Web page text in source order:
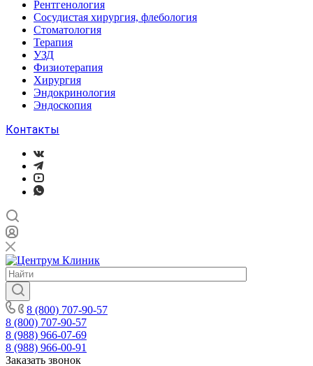
Рентгенология
Сосудистая хирургия, флебология
Стоматология
Терапия
УЗД
Физиотерапия
Хирургия
Эндокринология
Эндоскопия
Контакты
8 (800) 707-90-57
8 (800) 707-90-57
8 (988) 966-07-69
8 (988) 966-00-91
Заказать звонок